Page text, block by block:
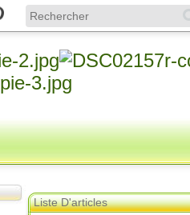
Liste D'articles